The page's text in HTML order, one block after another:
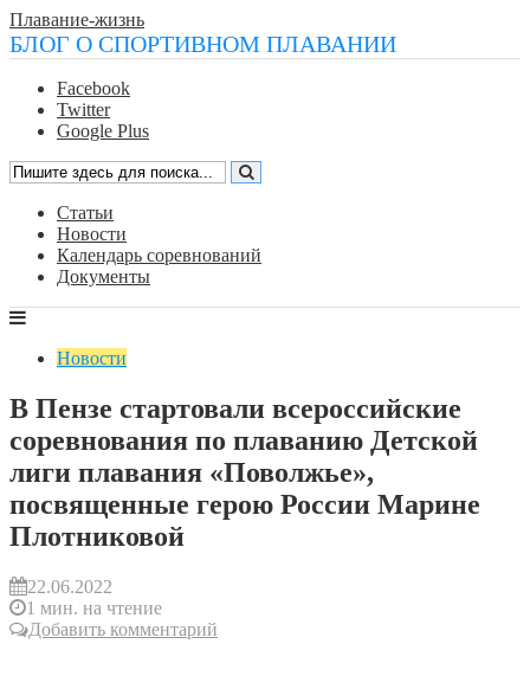
Плавание-жизнь
БЛОГ О СПОРТИВНОМ ПЛАВАНИИ
Facebook
Twitter
Google Plus
Статьи
Новости
Календарь соревнований
Документы
Новости
В Пензе стартовали всероссийские
соревнования по плаванию Детской
лиги плавания «Поволжье»,
посвященные герою России Марине
Плотниковой
22.06.2022
1 мин. на чтение
Добавить комментарий